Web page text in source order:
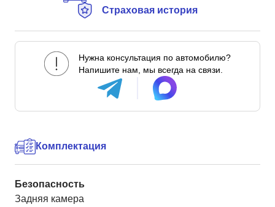
Страховая история
Нужна консультация по автомобилю?
Напишите нам, мы всегда на связи.
Комплектация
Безопасность
Задняя камера